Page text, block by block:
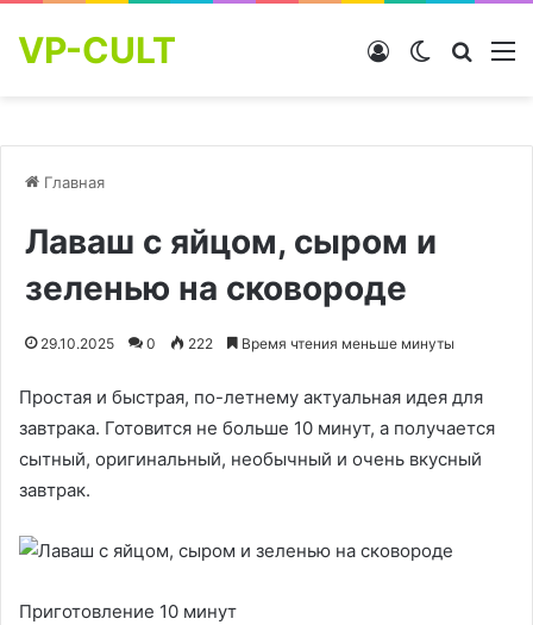
VP-CULT Switch skin
Войти
Главная
Лаваш с яйцом, сыром и
зеленью на сковороде
29.10.2025 0 222 Время чтения меньше минуты
Простая и быстрая, по-летнему актуальная идея для
завтрака. Готовится не больше 10 минут, а получается
сытный, оригинальный, необычный и очень вкусный
завтрак.
Приготовление 10 минут